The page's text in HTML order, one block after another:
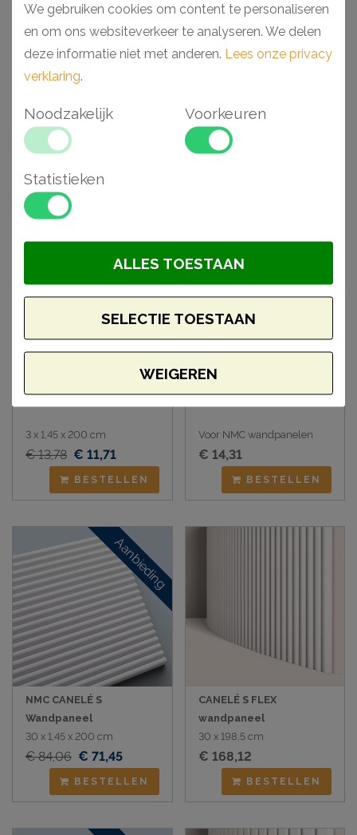
Koker 290 ml
€ 39,01
BESTELLEN
2,5 x 1,45 x 200 cm
€ 11,88
Aanbieding
NMC WL10 plint
3 x 1,45 x 200 cm
€ 13,78 € 11,71
BESTELLEN
NMC Voegglad
Voor NMC wandpanelen
€ 14,31
BESTELLEN
Aanbieding
NMC CANELÉ S
Wandpaneel
30 x 1,45 x 200 cm
€ 84,06 € 71,45
BESTELLEN
CANELÉ S FLEX
wandpaneel
30 x 198,5 cm
€ 168,12
BESTELLEN
We gebruiken cookies om content te personaliseren
en om ons websiteverkeer te analyseren. We delen
deze informatie niet met anderen. Lees onze privacy
verklaring.
Noodzakelijk Voorkeuren
Statistieken
WEIGEREN
SELECTIE TOESTAAN
ALLES TOESTAAN